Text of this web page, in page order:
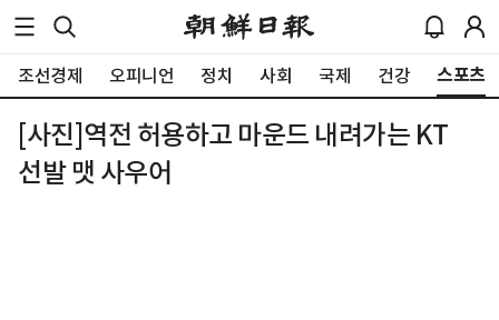
조선경제 오피니언 정치 사회 국제 건강 스포츠
[사진]역전 허용하고 마운드 내려가는 KT
선발 맷 사우어